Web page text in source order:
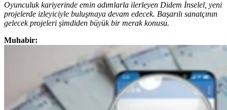
Oyunculuk kariyerinde emin adımlarla ilerleyen Didem İnselel, yeni
projelerde izleyiciyle buluşmaya devam edecek. Başarılı sanatçının
gelecek projeleri şimdiden büyük bir merak konusu.
Muhabir: